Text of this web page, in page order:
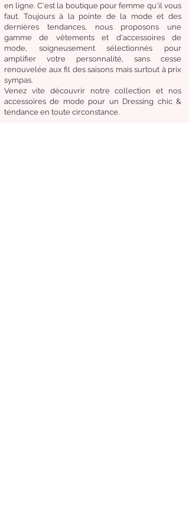
en ligne. C'est la boutique pour femme qu'il vous
faut. Toujours à la pointe de la mode et des
dernières tendances, nous proposons une
gamme de vêtementset d'accessoires de
mode,
soigneusementsélectionnés pour
amplifier votre personnalité, sans cesse
renouvelée aux fil des saisons mais surtout à prix
sympas.
Venez vite découvrirnotre collection et nos
accessoires de mode pour un Dressing chic &
tendance en toute circonstance.